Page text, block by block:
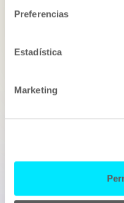
Preferencias
Estadística
Marketing
Correu electrònic
Telèfon